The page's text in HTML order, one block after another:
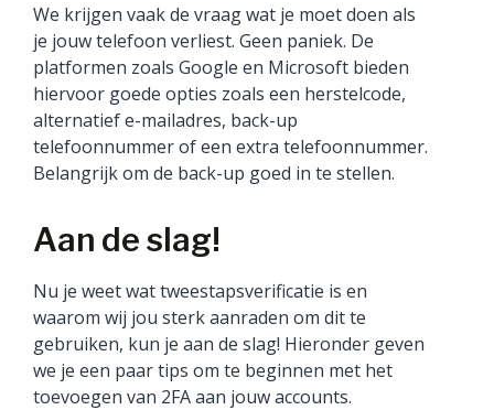
We krijgen vaak de vraag wat je moet doen als
je jouw telefoon verliest. Geen paniek. De
platformen zoals Google en Microsoft bieden
hiervoor goede opties zoals een herstelcode,
alternatief e-mailadres, back-up
telefoonnummer of een extra telefoonnummer.
Belangrijk om de back-up goed in te stellen.
Aan de slag!
Nu je weet wat tweestapsverificatie is en
waarom wij jou sterk aanraden om dit te
gebruiken, kun je aan de slag! Hieronder geven
we je een paar tips om te beginnen met het
toevoegen van 2FA aan jouw accounts.